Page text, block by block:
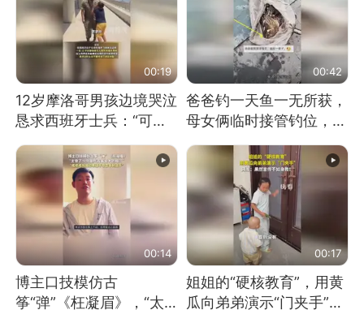
00:19
12岁摩洛哥男孩边境哭泣
恳求西班牙士兵：“可不
可以不要把我遣返回国”
00:42
爸爸钓一天鱼一无所获，
母女俩临时接管钓位，用
玩具鱼竿钓上大鱼
00:14
博主口技模仿古
筝“弹”《枉凝眉》，“太
00:17
姐姐的“硬核教育”，用黄
瓜向弟弟演示“门夹手”，